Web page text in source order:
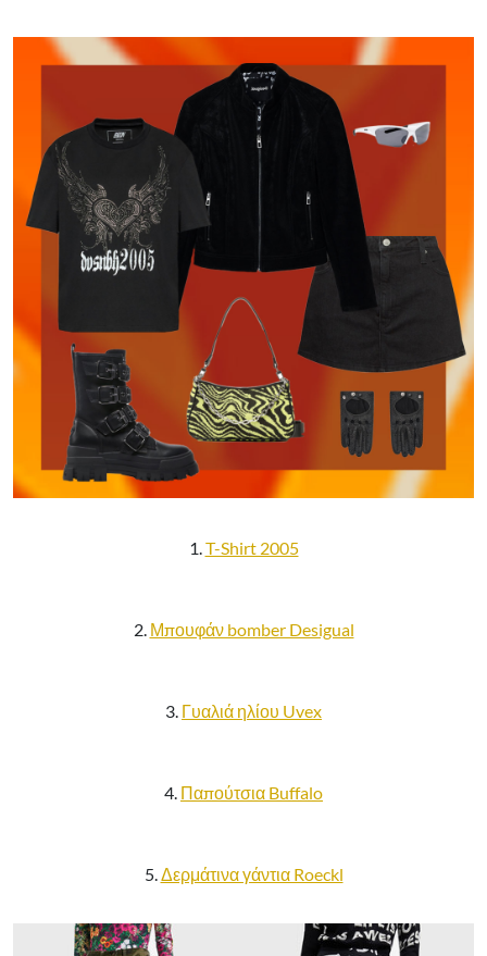
1.T-Shirt 2005
2. Μπουφάν bomber Desigual
3. Γυαλιά ηλίου Uvex
4. Παπούτσια Buffalo
5.Δερμάτινα γάντια Roeckl